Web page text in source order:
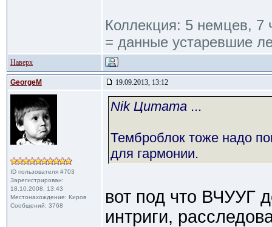
Коллекция: 5 немцев, 7
= данные устаревшие
Наверх
GeorgeM 19.09.2013, 13:12
ID пользователя #703
Зарегистрирован:
18.10.2008, 13:43
Местонахождение: Киров
Сообщений: 3768
Nik Цитата ...
Темброблок тоже надо
для гармонии.
вот под что ВЧУУГ
интриги,